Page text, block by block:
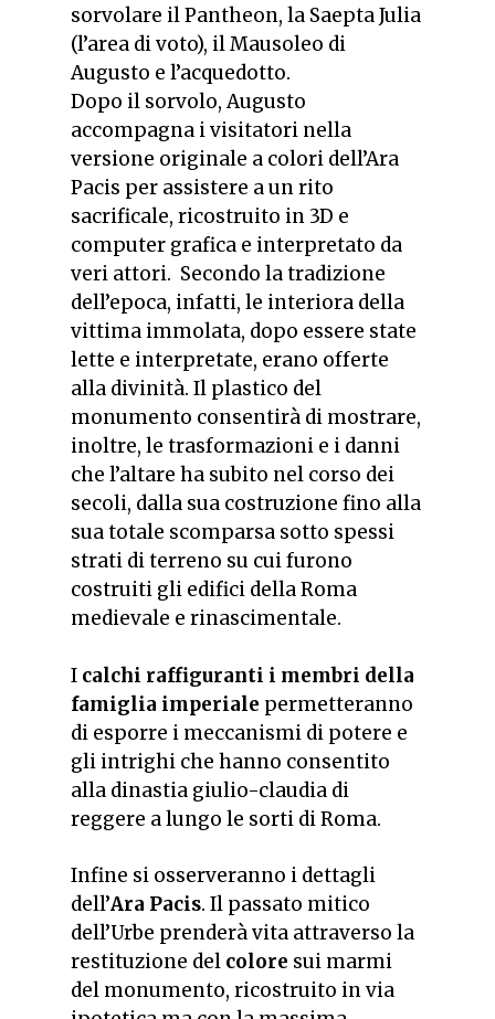
sorvolare il Pantheon, la Saepta Julia
(l’area di voto), il Mausoleo di
Augusto e l’acquedotto.
Dopo il sorvolo, Augusto
accompagna i visitatori nella
versione originale a colori dell’Ara
Pacis per assistere a un rito
sacrificale, ricostruito in 3D e
computer grafica e interpretato da
veri attori. Secondo la tradizione
dell’epoca, infatti, le interiora della
vittima immolata, dopo essere state
lette e interpretate, erano offerte
alla divinità. Il plastico del
monumento consentirà di mostrare,
inoltre, le trasformazioni e i danni
che l’altare ha subito nel corso dei
secoli, dalla sua costruzione fino alla
sua totale scomparsa sotto spessi
strati di terreno su cui furono
costruiti gli edifici della Roma
medievale e rinascimentale.
I calchi raffiguranti i membri della
famiglia imperiale permetteranno
di esporre i meccanismi di potere e
gli intrighi che hanno consentito
alla dinastia giulio-claudia di
reggere a lungo le sorti di Roma.
Infine si osserveranno i dettagli
dell’Ara Pacis. Il passato mitico
dell’Urbe prenderà vita attraverso la
restituzione del colore sui marmi
del monumento, ricostruito in via